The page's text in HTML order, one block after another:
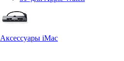
Аксессуары iMac